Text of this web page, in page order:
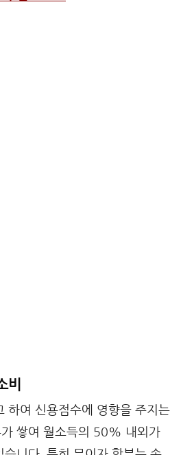
비
하여 신용점수에 영향을 주지는
쌓여 월소득의 50% 내외가